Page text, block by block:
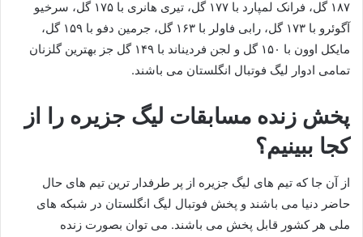
۱۸۷ گل، فرانک لمپارد با ۱۷۷ گل، تیری هانری با ۱۷۵ گل، سرخیو
آگوئرو با ۱۷۳ گل، رابی فاولر با ۱۶۳ گل، جرمین دفو با ۱۵۹ گل،
مایکل اوون با ۱۵۰ گل و لجن فردیناند با ۱۴۹ گل جز بهترین گلزنان
تمامی ادوار لیگ فوتبال انگلستان می باشند.
پخش زنده مسابقات لیگ جزیره را از
کجا ببینیم؟
از آن جا که تیم های لیگ جزیره از پر طرفدار ترین تیم های حال
حاضر دنیا می باشند و پخش فوتبال لیگ انگلستان در شبکه های
ملی هر کشور قابل پخش می باشند. می توان بصورت زنده